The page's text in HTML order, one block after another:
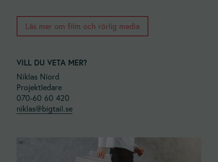
Läs mer om film och rörlig media
VILL DU VETA MER?
Niklas Niord
Projektledare
070-60 60 420
niklas@bigtail.se